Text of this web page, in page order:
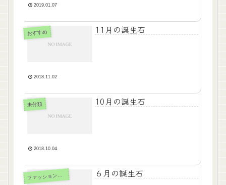
2019.01.07
おすすめ 11月の誕生石
2018.11.02
未分類 10月の誕生石
2018.10.04
ファッションジュエリー ６月の誕生石